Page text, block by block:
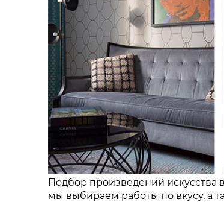
Подбор произведений искусства
мы выбираем работы по вкусу, а